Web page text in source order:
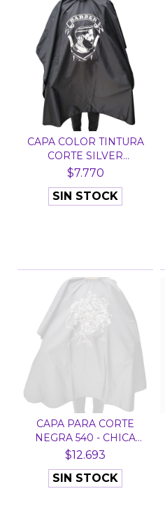
CAPA COLOR TINTURA
CORTE SILVER
IMPERMEA...
$7.770
SIN STOCK
CAPA PARA CORTE
NEGRA 540 - CHICA
PERFIL
$12.693
SIN STOCK